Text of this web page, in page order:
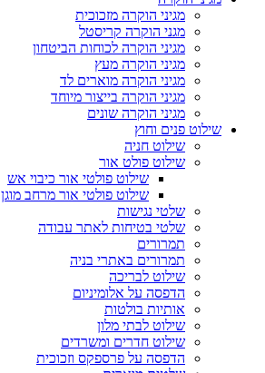
מגיני הוקרה מזכוכית
מגני הוקרה קריסטל
מגיני הוקרה לכוחות הביטחון
מגיני הוקרה מעץ
מגיני הוקרה מוארים לד
מגיני הוקרה בייצור מיוחד
מגיני הוקרה שונים
שילוט פנים וחוץ
שילוט חניה
שילוט פולט אור
שילוט פולטי אור כיבוי אש
שילוט פולטי אור מרחב מוגן
שלטי נגישות
שלטי בטיחות לאתר עבודה
תמרורים
תמרורים באתרי בניה
שילוט לבריכה
הדפסה על אלומיניום
אותיות בולטות
שילוט לבתי מלון
שילוט חדרים ומשרדים
הדפסה על פרספקס וזכוכית